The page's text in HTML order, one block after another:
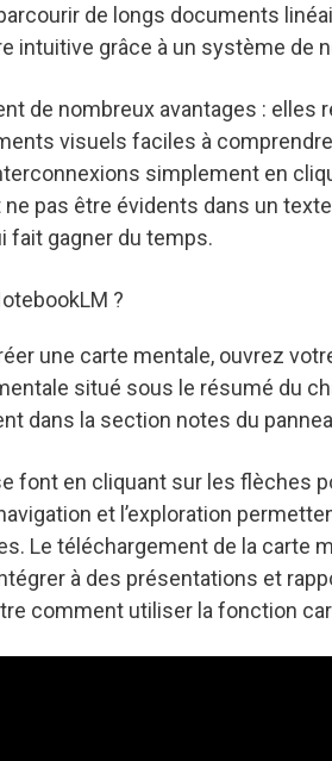
de longs documents
intuitive grâce à un système
de nombreux avantages :
visuels faciles à
simplement en
pas être évidents dans un
fait gagner du temps.
?
une carte mentale, ouvrez
situé sous le résumé du
dans la section notes du
font en cliquant sur les flèches
et l’exploration
Le téléchargement de la carte
à des présentations et
comment utiliser la fonction